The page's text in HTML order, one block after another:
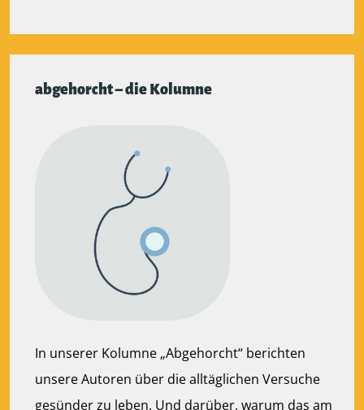
abgehorcht – die Kolumne
In unserer Kolumne „Abgehorcht“ berichten
unsere Autoren über die alltäglichen Versuche
gesünder zu leben. Und darüber, warum das am